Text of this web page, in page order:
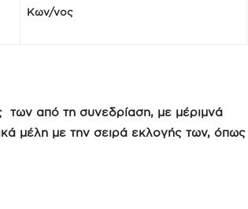
Κων/νος
των από τη συνεδρίαση, με μέριμνά
μέλη με την σειρά εκλογής των, όπως